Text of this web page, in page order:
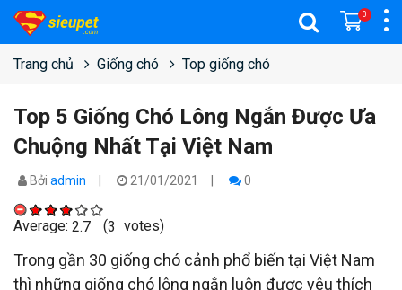
0
Trang chủ Giống chó Top giống chó
Top 5 Giống Chó Lông Ngắn Được Ưa
Chuộng Nhất Tại Việt Nam
Bởi admin 21/01/2021 0
Average: 2.7 (3 votes)
Trong gần 30 giống chó cảnh phổ biến tại Việt Nam
thì những giống chó lông ngắn luôn được yêu thích